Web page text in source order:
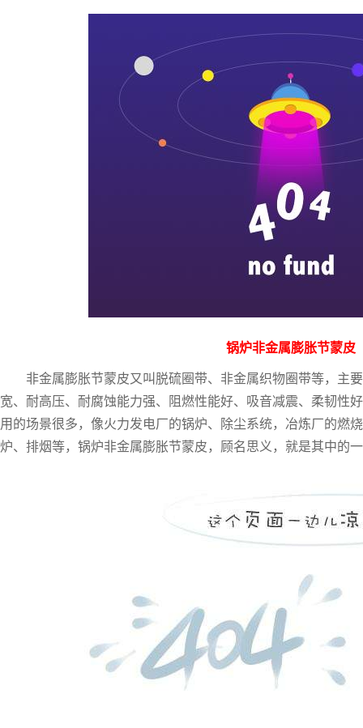
锅炉非金属膨胀节蒙皮
非金属膨胀节蒙皮又叫脱硫圈带、非金属织物圈带等，主
宽、耐高压、耐腐蚀能力强、阻燃性能好、吸音减震、柔韧性
用的场景很多，像火力发电厂的锅炉、除尘系统，冶炼厂的燃
炉、排烟等，锅炉非金属膨胀节蒙皮，顾名思义，就是其中的